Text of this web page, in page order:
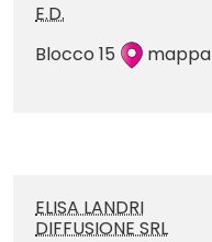
E.D.
Blocco 15
mappa
ELISA LANDRI
DIFFUSIONE SRL